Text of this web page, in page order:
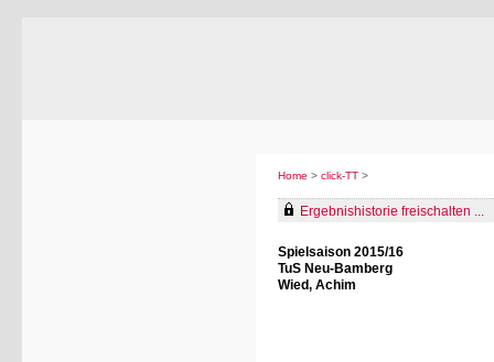
Home > click-TT >
Ergebnishistorie freischalten ...
Spielsaison 2015/16
TuS Neu-Bamberg
Wied, Achim